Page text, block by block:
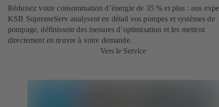
Réduisez votre consommation d’énergie de 35 % et plus : nos
KSB SupremeServ analysent en détail vos pompes et systèmes de
pompage, définissent des mesures d’optimisation et les mettent
directement en œuvre à votre demande.
Vers le Service